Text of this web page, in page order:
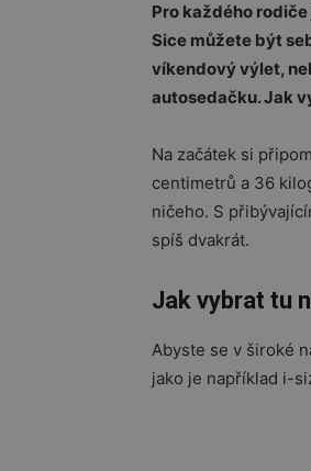
Pro každého
Sice můžete být
víkendový výlet,
autosedačku. Jak
Na začátek si
centimetrů a 36
ničeho. S
spíš dvakrát.
Jak vybrat tu
Abyste se v široké
jako je například i-